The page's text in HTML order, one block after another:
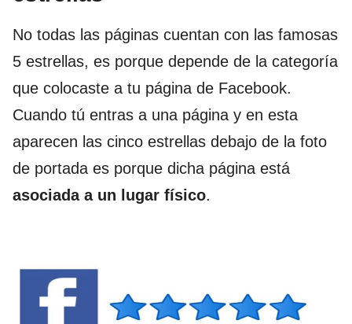
No todas las páginas cuentan con las famosas
5 estrellas, es porque depende de la categoría
que colocaste a tu página de Facebook.
Cuando tú entras a una página y en esta
aparecen las cinco estrellas debajo de la foto
de portada es porque dicha página está
asociada a un lugar físico.